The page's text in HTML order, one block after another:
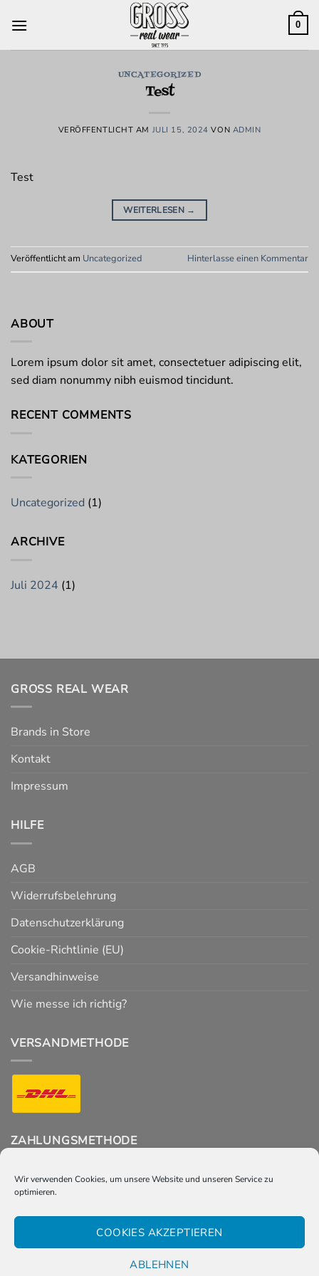
Wir verwenden Cookies, um unsere Website und unseren Service zu
optimieren.
COOKIES AKZEPTIEREN
ABLEHNEN
Inhalt
0
UNCATEGORIZED
Test
VERÖFFENTLICHT AM JULI 15, 2024 VON ADMIN
Test
WEITERLESEN →
Veröffentlicht am Uncategorized Hinterlasse einen Kommentar
ABOUT
Lorem ipsum dolor sit amet, consectetuer adipiscing elit,
sed diam nonummy nibh euismod tincidunt.
RECENT COMMENTS
KATEGORIEN
Uncategorized (1)
ARCHIVE
Juli 2024 (1)
GROSS REAL WEAR
Brands in Store
Kontakt
Impressum
HILFE
AGB
Widerrufsbelehrung
Datenschutzerklärung
Cookie-Richtlinie (EU)
Versandhinweise
Wie messe ich richtig?
VERSANDMETHODE
ZAHLUNGSMETHODE